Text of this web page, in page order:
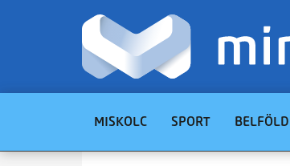
MISKOLC SPORT BELFÖLD